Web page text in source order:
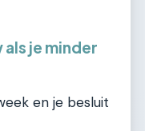
je minder
en je besluit